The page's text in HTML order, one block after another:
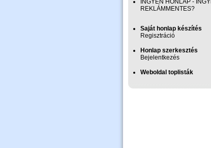
INGYEN HONLAP -
REKLÁMMENTES?
Saját honlap készítés
Regisztráció
Honlap szerkesztés
Bejelentkezés
Weboldal toplisták